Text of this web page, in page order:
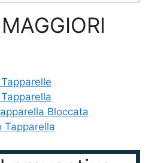
Bloccata
Tapparella